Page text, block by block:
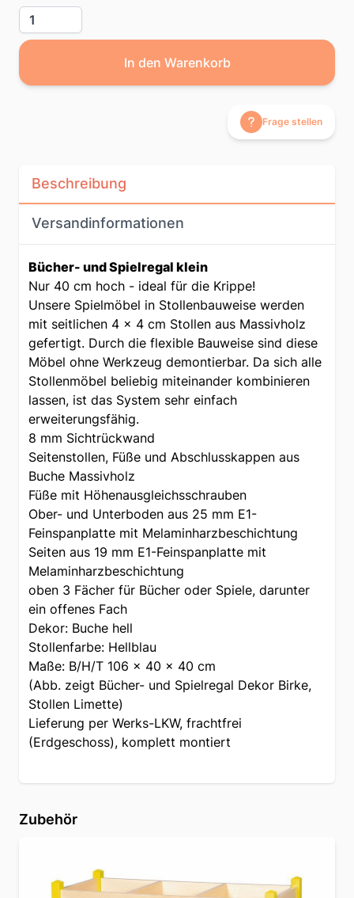
Menge
In den Warenkorb
Frage stellen
Beschreibung
Versandinformationen
Bücher- und Spielregal klein
Nur 40 cm hoch - ideal für die Krippe!
Unsere Spielmöbel in Stollenbauweise werden
mit seitlichen 4 x 4 cm Stollen aus Massivholz
gefertigt. Durch die flexible Bauweise sind diese
Möbel ohne Werkzeug demontierbar. Da sich alle
Stollenmöbel beliebig miteinander kombinieren
lassen, ist das System sehr einfach
erweiterungsfähig.
8 mm Sichtrückwand
Seitenstollen, Füße und Abschlusskappen aus
Buche Massivholz
Füße mit Höhenausgleichsschrauben
Ober- und Unterboden aus 25 mm E1-
Feinspanplatte mit Melaminharzbeschichtung
Seiten aus 19 mm E1-Feinspanplatte mit
Melaminharzbeschichtung
oben 3 Fächer für Bücher oder Spiele, darunter
ein offenes Fach
Dekor: Buche hell
Stollenfarbe: Hellblau
Maße: B/H/T 106 x 40 x 40 cm
(Abb. zeigt Bücher- und Spielregal Dekor Birke,
Stollen Limette)
Lieferung per Werks-LKW, frachtfrei
(Erdgeschoss), komplett montiert
Zubehör